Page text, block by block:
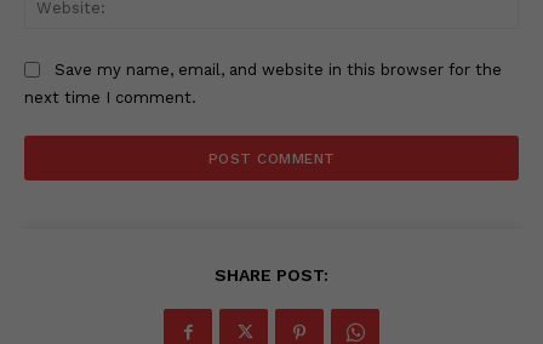
Save my name, email, and website in this browser for the
next time I comment.
SHARE POST: